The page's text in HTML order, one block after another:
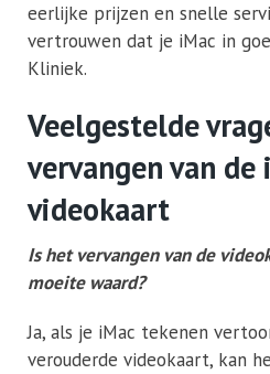
eerlijke prijzen en snelle
vertrouwen dat je iMac in
Kliniek.
Veelgestelde
vervangen van de
videokaart
Is het vervangen van de
moeite waard?
Ja, als je iMac tekenen
verouderde videokaart, kan